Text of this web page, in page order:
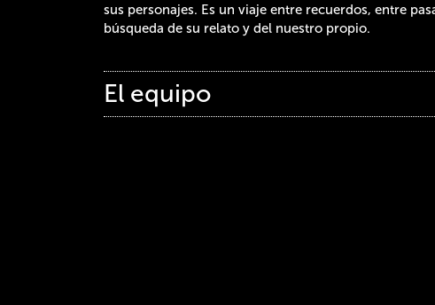
sus personajes. Es un viaje entre recuerdos, entre
búsqueda de su relato y del nuestro propio.
El equipo